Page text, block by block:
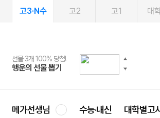
고3·N수 고2 고1 대
선물 3개 100% 당첨!
행운의 선물 뽑기
선물 100% 증정!
메가스터디 X 올리브
여름방학 스터디 캐시백
메가런 썸머스쿨
2027 러셀 단과
강사 공개선발
스마트러닝앱
설문 EVENT
메가패스
3일 무료 체험권
메가패스 수강생 무료혜택!
메가클럽 멤버십
사회공헌 캠페인
희망이룸 메가나눔
메가선생님 수능·내신 대학별고